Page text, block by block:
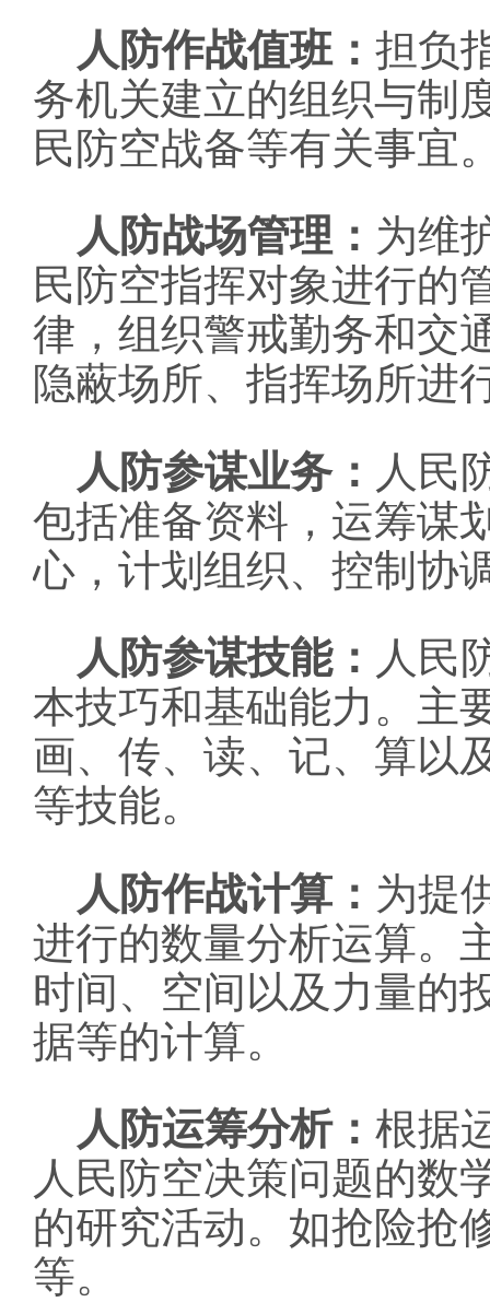
人防作战值班： 担负
务机关建立的组织与制
民防空战备等有关事宜
人防战场管理： 为维
民防空指挥对象进行的
律，组织警戒勤务和交
隐蔽场所、指挥场所进
人防参谋业务： 人民
包括准备资料，运筹谋
心，计划组织、控制协
人防参谋技能： 人民
本技巧和基础能力。主
画、传、读、记、算以
等技能。
人防作战计算： 为提
进行的数量分析运算。
时间、空间以及力量的
据等的计算。
人防运筹分析： 根据
人民防空决策问题的数
的研究活动。如抢险抢
等。